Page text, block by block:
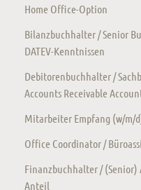
Home Office-Option
Bilanzbuchhalter / Senior
DATEV-Kenntnissen
Debitorenbuchhalter /
Accounts Receivable
Mitarbeiter Empfang (w/m/
Office Coordinator /
Finanzbuchhalter /
Anteil